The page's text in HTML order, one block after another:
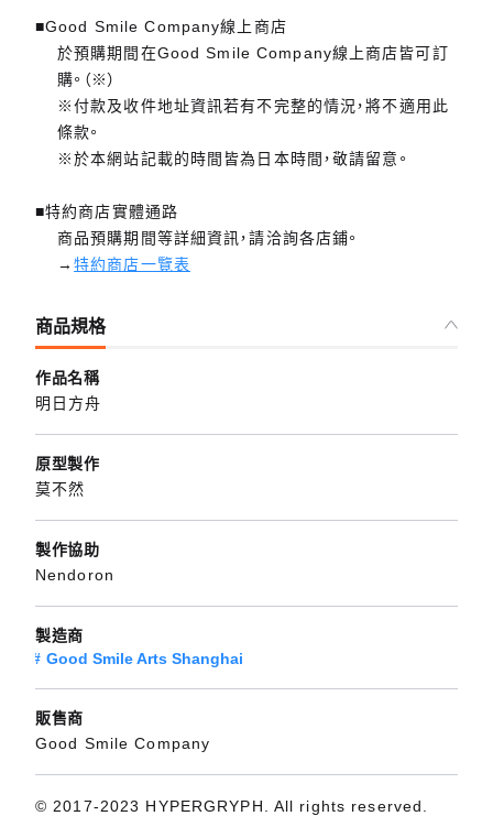
■Good Smile Company線上商店
於預購期間在Good Smile Company線上商店皆可訂
購。（※）
※付款及收件地址資訊若有不完整的情況，將不適用此
條款。
※於本網站記載的時間皆為日本時間，敬請留意。
■特約商店實體通路
商品預購期間等詳細資訊，請洽詢各店鋪。
→特約商店一覽表
商品規格
作品名稱
明日方舟
原型製作
莫不然
製作協助
Nendoron
製造商
Good Smile Arts Shanghai
販售商
Good Smile Company
© 2017-2023 HYPERGRYPH. All rights reserved.